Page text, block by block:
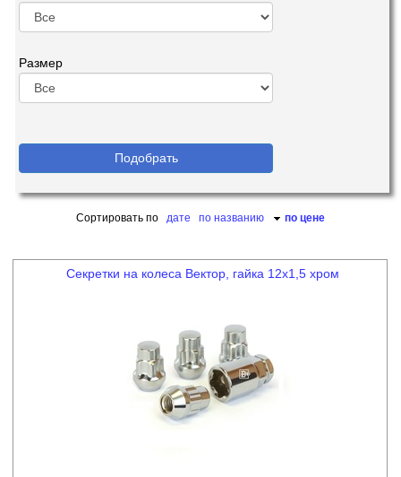
Размер
Сортировать по дате по названию по цене
Секретки на колеса Вектор, гайка 12х1,5 хром